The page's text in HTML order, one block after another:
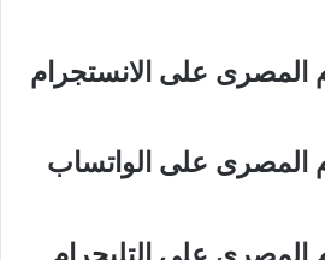
المصرى على الانستجرام
المصرى على الواتساب